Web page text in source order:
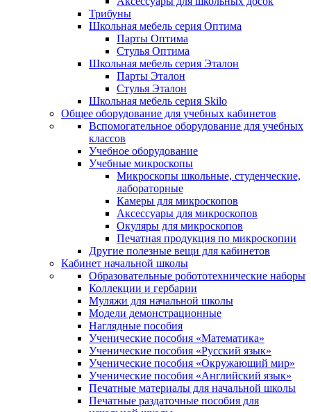
Трибуны
Школьная мебель серия Оптима
Парты Оптима
Стулья Оптима
Школьная мебель серия Эталон
Парты Эталон
Стулья Эталон
Школьная мебель серия Skilo
Общее оборудование для учебных кабинетов
Вспомогательное оборудование для учебных
классов
Учебное оборудование
Учебные микроскопы
Микроскопы школьные, студенческие,
лабораторные
Камеры для микроскопов
Аксессуары для микроскопов
Окуляры для микроскопов
Печатная продукция по микроскопии
Другие полезные вещи для кабинетов
Кабинет начальной школы
Образовательные робототехнические наборы
Коллекции и гербарии
Муляжи для начальной школы
Модели демонстрационные
Наглядные пособия
Ученические пособия «Математика»
Ученические пособия «Русский язык»
Ученические пособия «Окружающий мир»
Ученические пособия «Английский язык»
Печатные материалы для начальной школы
Печатные раздаточные пособия для